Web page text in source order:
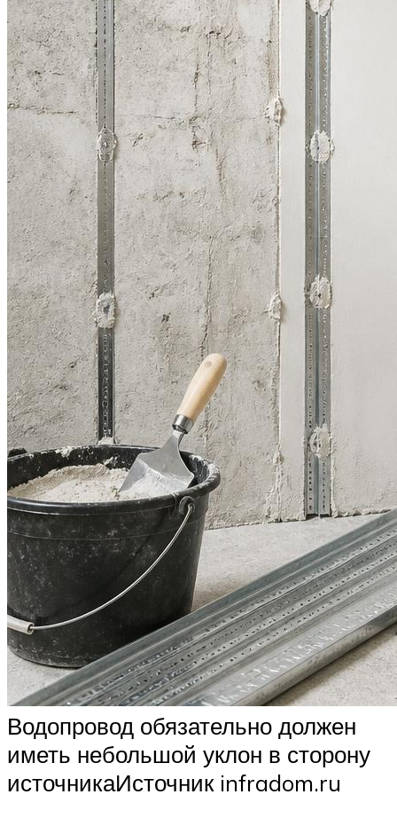
Водопровод обязательно должен
иметь небольшой уклон в сторону
источникаИсточник infradom.ru